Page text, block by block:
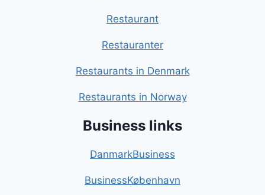
Restaurant
Restauranter
Restaurants in Denmark
Restaurants in Norway
Business links
DanmarkBusiness
BusinessKøbenhavn